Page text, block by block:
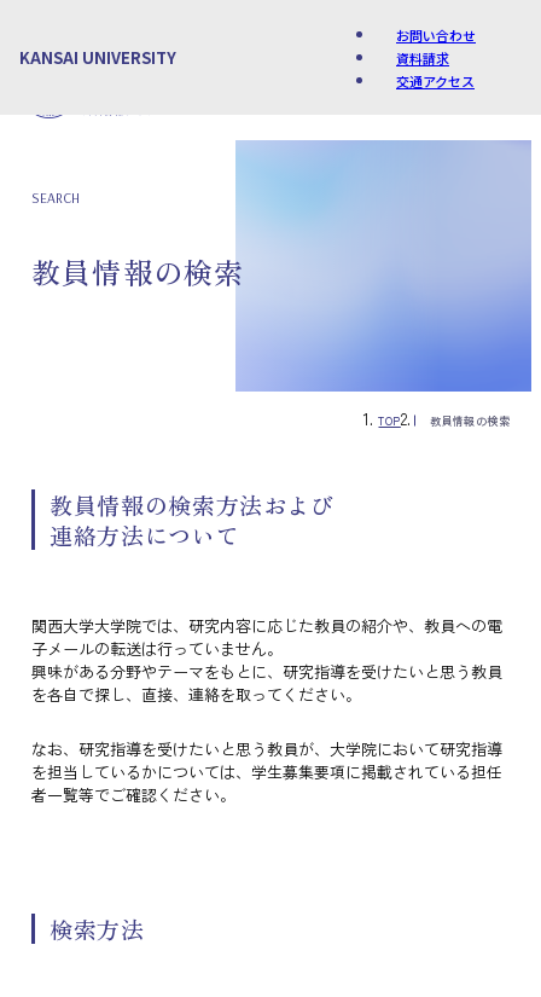
KANSAI UNIVERSITY
お問い合わせ
資料請求
交通アクセス
SEARCH
教員情報の検索
TOP 教員情報の検索
教員情報の検索方法および
連絡方法について
関西大学大学院では、研究内容に応じた教員の紹介や、教員への電
子メールの転送は行っていません。
興味がある分野やテーマをもとに、研究指導を受けたいと思う教員
を各自で探し、直接、連絡を取ってください。
なお、研究指導を受けたいと思う教員が、大学院において研究指導
を担当しているかについては、学生募集要項に掲載されている担任
者一覧等でご確認ください。
検索方法